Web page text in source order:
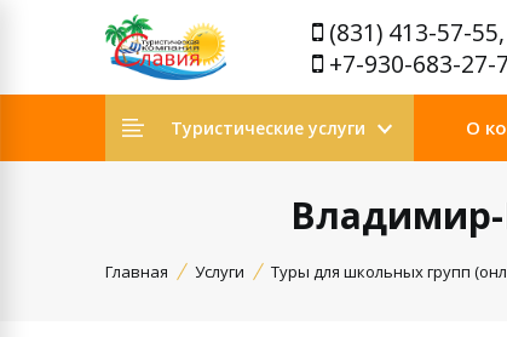
(831) 413-57-55,
+7-930-683-27-
Туристические услуги О
Главная Услуги Туры для школьных групп